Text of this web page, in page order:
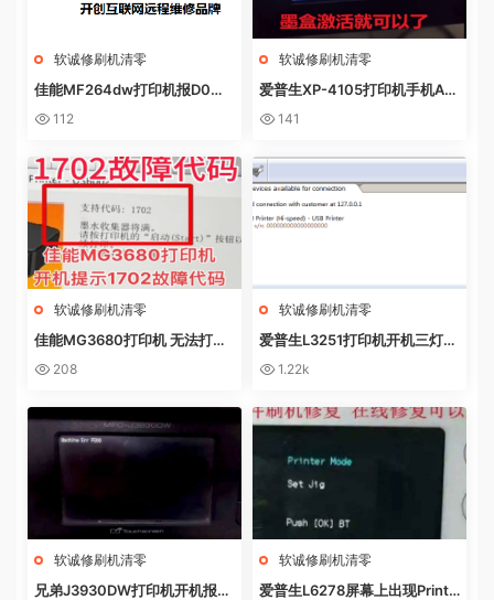
软诚修刷机清零
佳能MF264dw打印机报D0W
NL0AD MODE快速解决方法
112
软诚修刷机清零
爱普生XP-4105打印机手机AP
P上点了更新固件之后不识别墨
141
软诚修刷机清零
佳能MG3680打印机 无法打印
电脑提示错误代码5B02 废墨收
208
软诚修刷机清零
爱普生L3251打印机开机三灯长
亮 无自检动作
1.22k
软诚修刷机清零
兄弟J3930DW打印机开机报错
软诚修刷机清零
爱普生L6278屏幕上出现Printe